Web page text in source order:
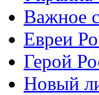
Важное
Евреи
Герой
Новый